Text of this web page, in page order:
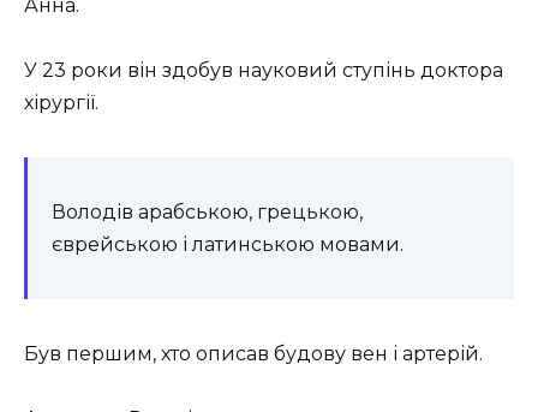
Анна.
У 23 роки він здобув науковий ступінь доктора
хірургії.
Володів арабською, грецькою,
єврейською і латинською мовами.
Був першим, хто описав будову вен і артерій.